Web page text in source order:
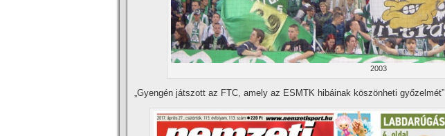
2003
„Gyengén játszott az FTC, amely az ESMTK hibáinak köszönheti győzelmét”